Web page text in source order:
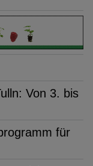
Von 3. bis
für